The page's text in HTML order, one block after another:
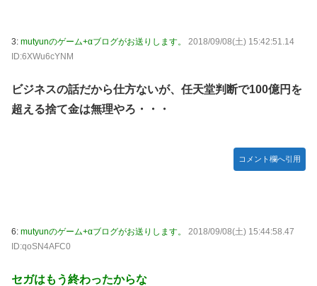
【動画】声優芸人という新たなポジションを確立した女ｗｗ
ｗｗｗｗｗｗｗｗｗｗｗｗｗｗｗｗ
【動画】これは怖い。三重の国道23号で撮影された避けよう
がないもらい事故の瞬間。
「Fate/EXTELLA」初回特典の赤青セイバー「純真のナイト
フードの神様は戯れに聖杯戦争をしてみたいそうです 第8回
の簡単な賭け【ストーンオーシャン】
にキャス狐さん・世界改変」
3: mutyunのゲーム+αブログがお送りします。
2018/09/08(土) 15:42:51.14
ID:6XWu6cYNM
ビジネスの話だから仕方ないが、任天堂判断で100億円を
超える捨て金は無理やろ・・・
コメント欄へ引用
6: mutyunのゲーム+αブログがお送りします。
2018/09/08(土) 15:44:58.47
ID:qoSN4AFC0
セガはもう終わったからな